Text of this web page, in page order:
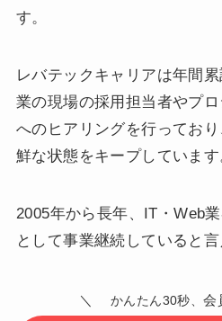
す。
レバテックキャリアは年間
業の現場の採用担当者やプ
へのヒアリングを行ってお
鮮な状態をキープしています
2005年から長年、IT・Web
として事業継続していると言
＼ かんたん30秒、会